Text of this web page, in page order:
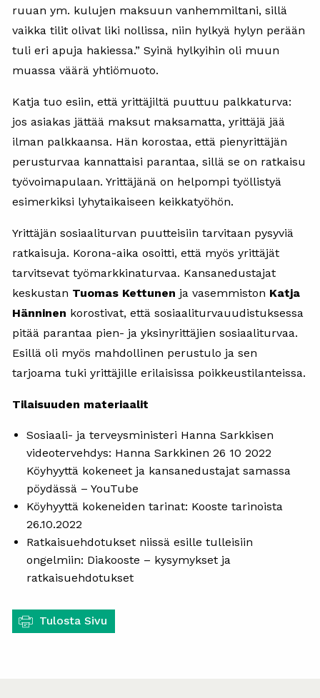
ruuan ym. kulujen maksuun vanhemmiltani, sillä
vaikka tilit olivat liki nollissa, niin hylkyä hylyn perään
tuli eri apuja hakiessa.” Syinä hylkyihin oli muun
muassa väärä yhtiömuoto.
Katja tuo esiin, että yrittäjiltä puuttuu palkkaturva:
jos asiakas jättää maksut maksamatta, yrittäjä jää
ilman palkkaansa. Hän korostaa, että pienyrittäjän
perusturvaa kannattaisi parantaa, sillä se on ratkaisu
työvoimapulaan. Yrittäjänä on helpompi työllistyä
esimerkiksi lyhytaikaiseen keikkatyöhön.
Yrittäjän sosiaaliturvan puutteisiin tarvitaan pysyviä
ratkaisuja. Korona-aika osoitti, että myös yrittäjät
tarvitsevat työmarkkinaturvaa. Kansanedustajat
keskustan Tuomas Kettunen ja vasemmiston Katja
Hänninen korostivat, että sosiaaliturvauudistuksessa
pitää parantaa pien- ja yksinyrittäjien sosiaaliturvaa.
Esillä oli myös mahdollinen perustulo ja sen
tarjoama tuki yrittäjille erilaisissa poikkeustilanteissa.
Tilaisuuden materiaalit
Sosiaali- ja terveysministeri Hanna Sarkkisen
videotervehdys: Hanna Sarkkinen 26 10 2022
Köyhyyttä kokeneet ja kansanedustajat samassa
pöydässä – YouTube
Köyhyyttä kokeneiden tarinat: Kooste tarinoista
26.10.2022
Ratkaisuehdotukset niissä esille tulleisiin
ongelmiin: Diakooste – kysymykset ja
ratkaisuehdotukset
Tulosta Sivu